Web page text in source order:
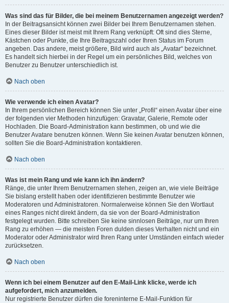
Was sind das für Bilder, die bei meinem Benutzernamen angezeigt werden?
In der Beitragsansicht können zwei Bilder bei Ihrem Benutzernamen stehen.
Eines dieser Bilder ist meist mit Ihrem Rang verknüpft: Oft sind dies Sterne,
Kästchen oder Punkte, die Ihre Beitragszahl oder Ihren Status im Forum
angeben. Das andere, meist größere, Bild wird auch als „Avatar“ bezeichnet.
Es handelt sich hierbei in der Regel um ein persönliches Bild, welches von
Benutzer zu Benutzer unterschiedlich ist.
Nach oben
Wie verwende ich einen Avatar?
In Ihrem persönlichen Bereich können Sie unter „Profil“ einen Avatar über eine
der folgenden vier Methoden hinzufügen: Gravatar, Galerie, Remote oder
Hochladen. Die Board-Administration kann bestimmen, ob und wie die
Benutzer Avatare benutzen können. Wenn Sie keinen Avatar benutzen können,
sollten Sie die Board-Administration kontaktieren.
Nach oben
Was ist mein Rang und wie kann ich ihn ändern?
Ränge, die unter Ihrem Benutzernamen stehen, zeigen an, wie viele Beiträge
Sie bislang erstellt haben oder identifizieren bestimmte Benutzer wie
Moderatoren und Administratoren. Normalerweise können Sie den Wortlaut
eines Ranges nicht direkt ändern, da sie von der Board-Administration
festgelegt wurden. Bitte schreiben Sie keine sinnlosen Beiträge, nur um Ihren
Rang zu erhöhen — die meisten Foren dulden dieses Verhalten nicht und ein
Moderator oder Administrator wird Ihren Rang unter Umständen einfach wieder
zurücksetzen.
Nach oben
Wenn ich bei einem Benutzer auf den E-Mail-Link klicke, werde ich
aufgefordert, mich anzumelden.
Nur registrierte Benutzer dürfen die foreninterne E-Mail-Funktion für